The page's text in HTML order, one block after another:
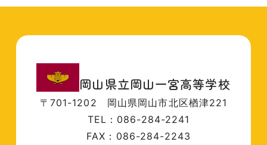
岡山県立岡山一宮高等学校
〒701-1202 岡山県岡山市北区楢津221
TEL：086-284-2241
FAX：086-284-2243